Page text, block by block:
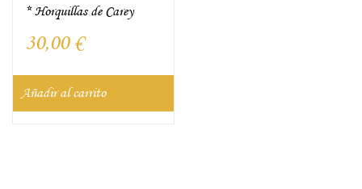
* Horquillas de Carey
30,00 €
Añadir al carrito